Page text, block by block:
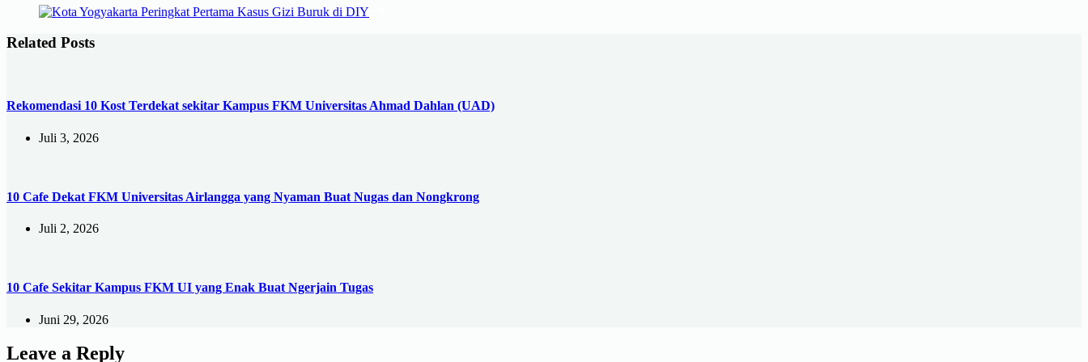
Related Posts
Rekomendasi 10 Kost Terdekat sekitar Kampus FKM Universitas Ahmad Dahlan (UAD)
Juli 3, 2026
10 Cafe Dekat FKM Universitas Airlangga yang Nyaman Buat Nugas dan Nongkrong
Juli 2, 2026
10 Cafe Sekitar Kampus FKM UI yang Enak Buat Ngerjain Tugas
Juni 29, 2026
Leave a Reply